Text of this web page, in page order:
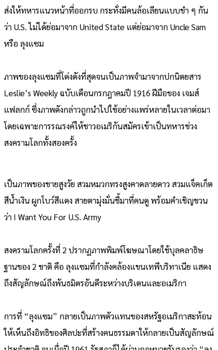
ส่งให้ทหารแนวหน้าที่ออกรบ กระทั่งมีคนล้อเลียนแบบขำ ๆ กัน
ว่า U.S. ไม่ได้ย่อมาจาก United State แต่ย่อมาจาก Uncle Sam
หรือ ลุงแซม
ภาพของลุงแซมที่โด่งดังที่สุดจนเป็นภาพจำมาจากปกนิตยสาร
Leslie’s Weekly ฉบับเดือนกรกฎาคมปี 1916 ฝีมือของ เจมส์
แฟลกก์ ซึ่งภาพดังกล่าวถูกนำไปใช้อย่างแพร่หลายในเวลาต่อมา
โดยเฉพาะการรณรงค์ให้ชาวอเมริกันสมัครเข้าเป็นทหารช่วง
สงครามโลกทั้งสองครั้ง
เป็นภาพของชายสูงวัย สวมหมวกทรงสูงคาดลายดาว สวมแจ็คเก็ต
สีน้ำเงิน ผูกโบว์สีแดง สายตามุ่งมั่นชี้มาที่คนดู พร้อมคำเชิญชวน
ว่า I Want You For U.S. Army
สงครามโลกครั้งที่ 2 ปรากฏภาพพิมพ์โฆษณาโดยใช้บุลคลาธิษ
ฐานของ 2 ชาติ คือ ลุงแซมที่กำลังคล้องแขนเทพีบริทาเนีย แสดง
ถึงสัญลักษณ์ถึงพันธมิตรอันดีระหว่างบริเตนและอเมริกา
การที่ “ลุงแซม” กลายเป็นภาพตัวแทนของสหรัฐอเมริกาสะท้อน
ให้เห็นถึงอิทธิของศิลปะที่สร้างคนธรรมดาให้กลายเป็นสัญลักษณ์